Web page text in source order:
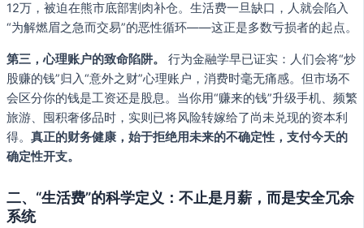
12万，被迫在熊市底部割肉补仓。生活费一旦缺口，人就会陷入
“为解燃眉之急而交易”的恶性循环——这正是多数亏损者的起点。
第三，心理账户的致命陷阱。
行为金融学早已证实：人们会将“炒
股赚的钱”归入“意外之财”心理账户，消费时毫无痛感。但市场不
会区分你的钱是工资还是股息。当你用“赚来的钱”升级手机、频繁
旅游、囤积奢侈品时，实则已将风险转嫁给了尚未兑现的资本利
得。 真正的财务健康，始于拒绝用未来的不确定性，支付今天的
确定性开支。
二、“生活费”的科学定义：不止是月薪，而是安全冗余
系统